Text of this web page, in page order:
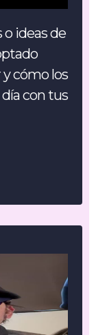
o ideas de
cómo los
con tus